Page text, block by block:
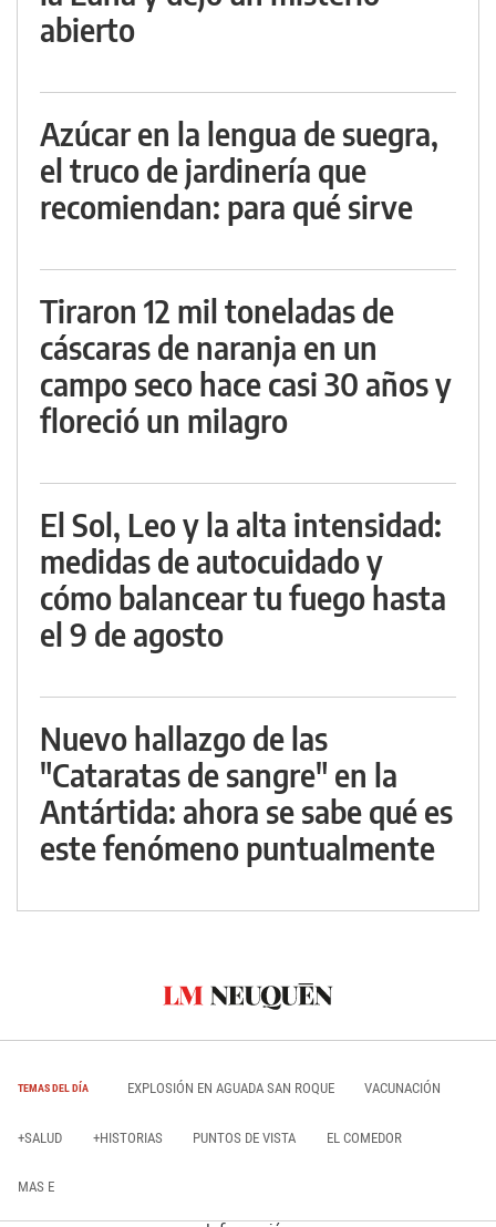
abierto
Azúcar en la lengua de suegra,
el truco de jardinería que
recomiendan: para qué sirve
Tiraron 12 mil toneladas de
cáscaras de naranja en un
campo seco hace casi 30 años y
floreció un milagro
El Sol, Leo y la alta intensidad:
medidas de autocuidado y
cómo balancear tu fuego hasta
el 9 de agosto
Nuevo hallazgo de las
"Cataratas de sangre" en la
Antártida: ahora se sabe qué es
este fenómeno puntualmente
TEMAS DEL DÍA EXPLOSIÓN EN AGUADA SAN ROQUE VACUNACIÓN
+SALUD +HISTORIAS PUNTOS DE VISTA EL COMEDOR
MAS E